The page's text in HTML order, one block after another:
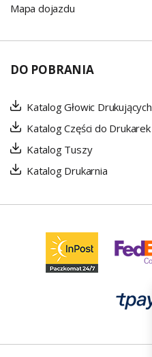
Mapa dojazdu
DO POBRANIA
Katalog Głowic Drukujących
Katalog Części do Drukarek
Katalog Tuszy
Katalog Drukarnia